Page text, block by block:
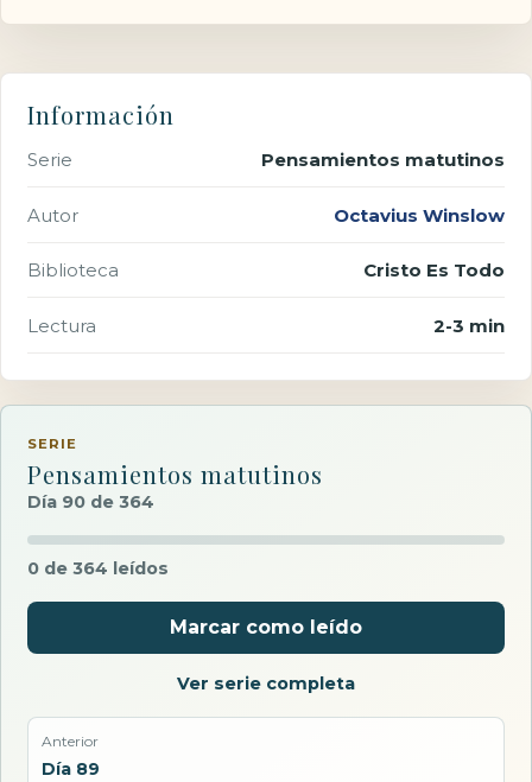
Información
Serie Pensamientos matutinos
Autor Octavius Winslow
Biblioteca Cristo Es Todo
Lectura 2-3 min
SERIE
Pensamientos matutinos
Día 90 de 364
0 de 364 leídos
Marcar como leído
Ver serie completa
Anterior
Día 89